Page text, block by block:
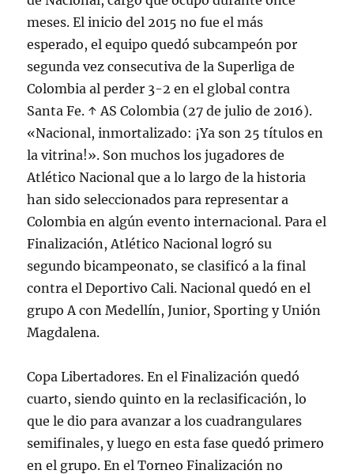
meses. El inicio del 2015 no fue el más
esperado, el equipo quedó subcampeón por
segunda vez consecutiva de la Superliga de
Colombia al perder 3-2 en el global contra
Santa Fe. ↑ AS Colombia (27 de julio de 2016).
«Nacional, inmortalizado: ¡Ya son 25 títulos en
la vitrina!». Son muchos los jugadores de
Atlético Nacional que a lo largo de la historia
han sido seleccionados para representar a
Colombia en algún evento internacional. Para el
Finalización, Atlético Nacional logró su
segundo bicampeonato, se clasificó a la final
contra el Deportivo Cali. Nacional quedó en el
grupo A con Medellín, Junior, Sporting y Unión
Magdalena.
Copa Libertadores. En el Finalización quedó
cuarto, siendo quinto en la reclasificación, lo
que le dio para avanzar a los cuadrangulares
semifinales, y luego en esta fase quedó primero
en el grupo. En el Torneo Finalización no